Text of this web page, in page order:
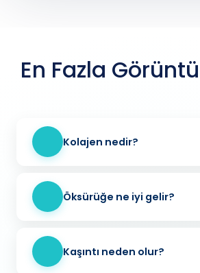
En Fazla
Kolajen nedir?
Öksürüğe ne iyi gelir?
Kaşıntı neden olur?